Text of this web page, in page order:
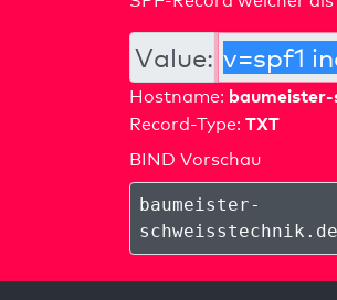
Value:
Hostname: baumeister-
Record-Type: TXT
BIND Vorschau
baumeister-
schweisstechnik.de